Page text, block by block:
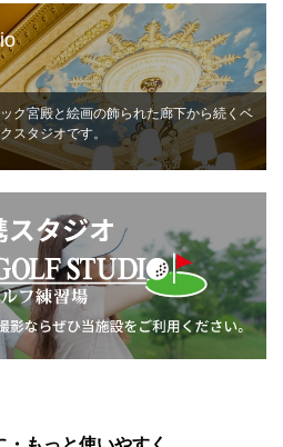
ク宮殿と絵画の飾られた廊下から続くベ
スタジオです。